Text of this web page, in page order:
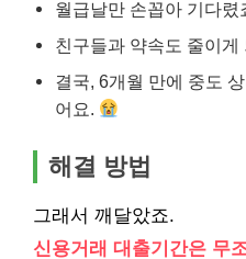
월급날만 손꼽아 기다렸
친구들과 약속도 줄이게
결국, 6개월 만에 중도
어요.
해결 방법
그래서 깨달았죠.
신용거래 대출기간은 무